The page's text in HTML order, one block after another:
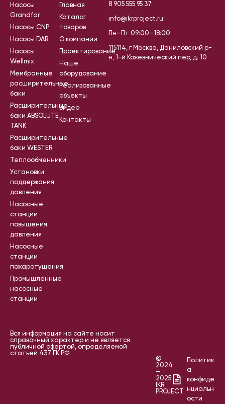
Насосы
Grandfar
Насосы CNP
Насосы DAB
Насосы
Wellmix
Мембранные
расширительные
баки
Расширительные
баки ABSOLUTE
TANK
Расширительные
баки WESTER
Теплообменники
Установки
поддержания
давления
Насосные
станции
повышения
давления
Насосные
станции
пожаротушения
Промышленные
насосные
станции
Главная
Каталог
товаров
О компании
Проектирование
Наше
оборудование
Реализованные
объекты
Видео
Контакты
8 905 555 95 37
info@ikrproject.ru
Пн–Пт 09:00–18:00
115114, г Москва, Даниловский р-
н, 1-й Кожевнический пер, д. 10
Вся информация на сайте носит
справочный характер и не является
публичной офертой, определяемой
статьей 437 ГК РФ
©
2024
—
2025
IKR
PROJECT
Политик
а
конфиде
нциальн
ости